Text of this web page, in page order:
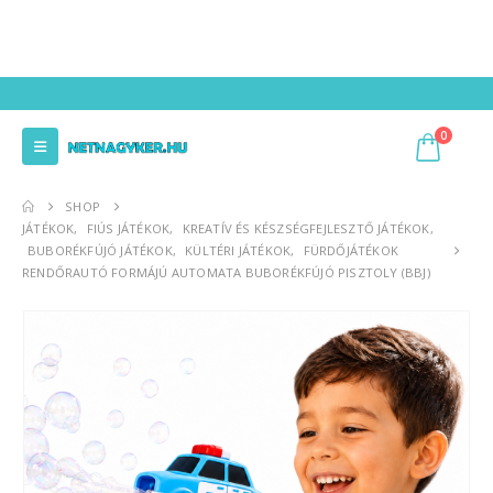
0
SHOP
JÁTÉKOK, FIÚS JÁTÉKOK, KREATÍV ÉS KÉSZSÉGFEJLESZTŐ JÁTÉKOK,
BUBORÉKFÚJÓ JÁTÉKOK, KÜLTÉRI JÁTÉKOK,
FÜRDŐJÁTÉKOK
RENDŐRAUTÓ FORMÁJÚ AUTOMATA BUBORÉKFÚJÓ PISZTOLY (BBJ)